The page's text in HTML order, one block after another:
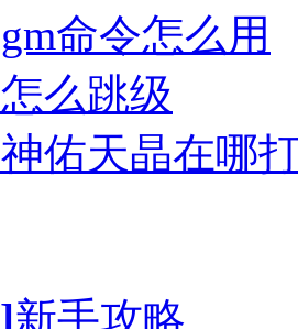
命令怎么用
么跳级
佑天晶在哪
新手攻略